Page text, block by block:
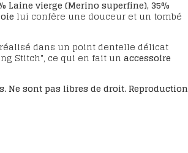
Laine vierge (Merino superfine), 35%
lui confère une douceur et un tombé
dans un point dentelle délicat
Stitch", ce qui en fait unaccessoire
Ne sont pas libres de droit. Reproduction